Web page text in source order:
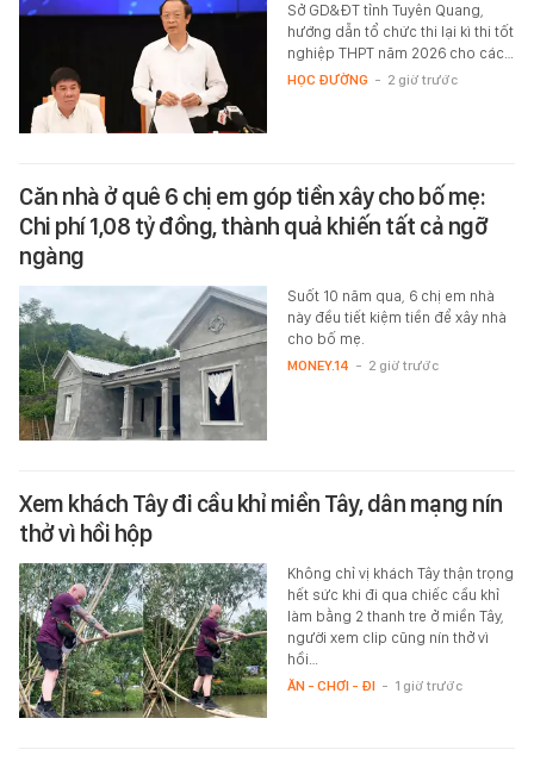
Sở GD&ĐT tỉnh Tuyên Quang,
hướng dẫn tổ chức thi lại kì thi tốt
nghiệp THPT năm 2026 cho các…
HỌC ĐƯỜNG - 2 giờ trước
Căn nhà ở quê 6 chị em góp tiền xây cho bố mẹ:
Chi phí 1,08 tỷ đồng, thành quả khiến tất cả ngỡ
ngàng
Suốt 10 năm qua, 6 chị em nhà
này đều tiết kiệm tiền để xây nhà
cho bố mẹ.
MONEY.14 - 2 giờ trước
Xem khách Tây đi cầu khỉ miền Tây, dân mạng nín
thở vì hồi hộp
Không chỉ vị khách Tây thận trọng
hết sức khi đi qua chiếc cầu khỉ
làm bằng 2 thanh tre ở miền Tây,
người xem clip cũng nín thở vì
hồi…
ĂN - CHƠI - ĐI - 1 giờ trước